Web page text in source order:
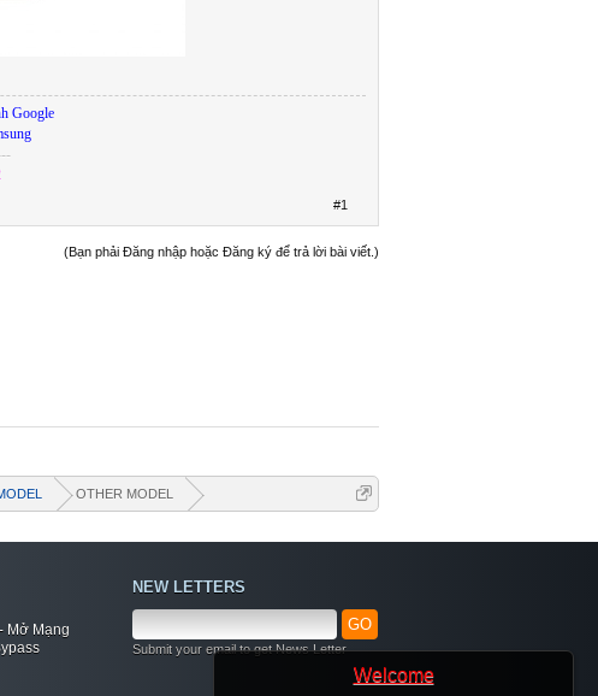
Welcome
Google
#1
(Bạn phải Đăng nhập hoặc Đăng ký để trả lời bài viết.)
OTHER MODEL
Mở Mạng
NEW LETTERS
GO
Submit your email to get News Letter